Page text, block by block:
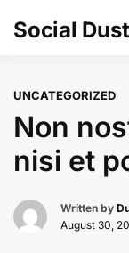
Social
UNCATEGORIZED
Non
nisi et
Written by
August 30,